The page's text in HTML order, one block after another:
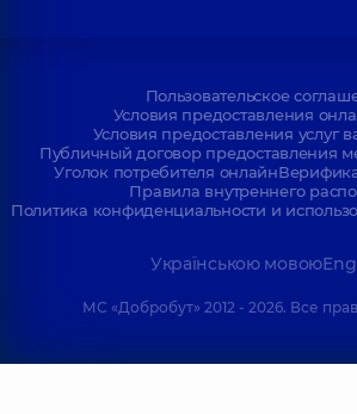
Пользовательское
Условия предоставления
Условия предоставления услуг
Публичный договор предоставления
Уголок потребителя онлайн
Правила внутреннего
Политика конфиденциальности и
Українською мовою
МС «Добробут» 2012 - 2026. Все